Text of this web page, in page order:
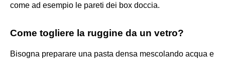
come ad esempio le pareti dei box doccia.
Come togliere la ruggine da un vetro?
Bisogna preparare una pasta densa mescolando acqua e